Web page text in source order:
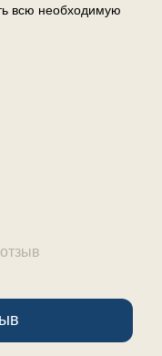
всю необходимую